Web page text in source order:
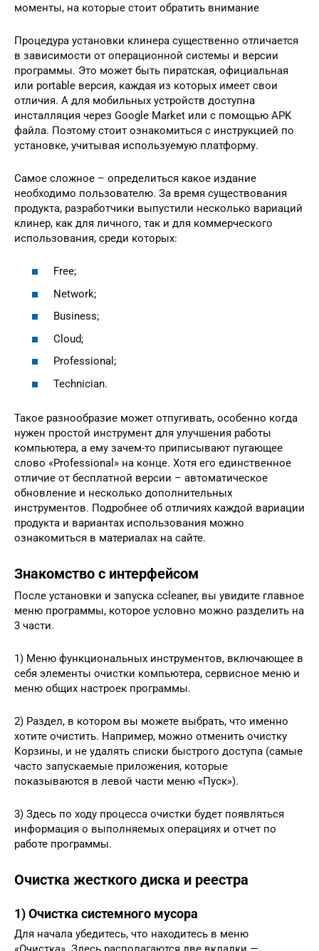
моменты, на которые стоит обратить внимание
Процедура установки клинера существенно отличается
в зависимости от операционной системы и версии
программы. Это может быть пиратская, официальная
или portable версия, каждая из которых имеет свои
отличия. А для мобильных устройств доступна
инсталляция через Google Market или с помощью APK
файла. Поэтому стоит ознакомиться с инструкцией по
установке, учитывая используемую платформу.
Самое сложное – определиться какое издание
необходимо пользователю. За время существования
продукта, разработчики выпустили несколько вариаций
клинер, как для личного, так и для коммерческого
использования, среди которых:
Free;
Network;
Business;
Cloud;
Professional;
Technician.
Такое разнообразие может отпугивать, особенно когда
нужен простой инструмент для улучшения работы
компьютера, а ему зачем-то приписывают пугающее
слово «Professional» на конце. Хотя его единственное
отличие от бесплатной версии – автоматическое
обновление и несколько дополнительных
инструментов. Подробнее об отличиях каждой вариации
продукта и вариантах использования можно
ознакомиться в материалах на сайте.
Знакомство с интерфейсом
После установки и запуска ccleaner, вы увидите главное
меню программы, которое условно можно разделить на
3 части.
1) Меню функциональных инструментов, включающее в
себя элементы очистки компьютера, сервисное меню и
меню общих настроек программы.
2) Раздел, в котором вы можете выбрать, что именно
хотите очистить. Например, можно отменить очистку
Корзины, и не удалять списки быстрого доступа (самые
часто запускаемые приложения, которые
показываются в левой части меню «Пуск»).
3) Здесь по ходу процесса очистки будет появляться
информация о выполняемых операциях и отчет по
работе программы.
Очистка жесткого диска и реестра
1) Очистка системного мусора
Для начала убедитесь, что находитесь в меню